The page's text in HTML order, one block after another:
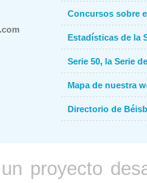
Concursos sobre
Estadísticas de la
Serie 50, la Serie
Mapa de nuestra
Directorio de
proyecto